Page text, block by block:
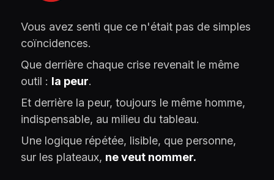
Vous avez senti que ce n'était pas de simples
coïncidences.
Que derrière chaque crise revenait le même
outil : la peur.
Et derrière la peur, toujours le même homme,
indispensable, au milieu du tableau.
Une logique répétée, lisible, que personne,
sur les plateaux, ne veut nommer.